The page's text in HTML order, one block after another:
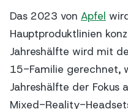
Das 2023 von Apfel
Hauptproduktlinien
Jahreshälfte wird mit
15-Familie gerechnet,
Jahreshälfte der Fokus
Mixed-Reality-